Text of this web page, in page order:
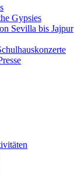
Gypsies
Sevilla bis Jajpur